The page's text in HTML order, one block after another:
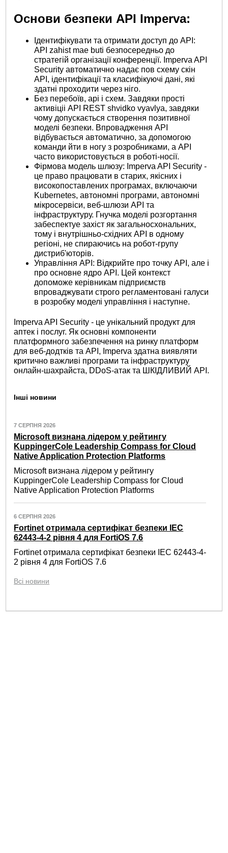
Основи безпеки API Imperva:
Ідентифікувати та отримати доступ до API:
API zahist mae buti безпосередньо до
стратегій організації конференції. Imperva API
Security автоматично надає пов схему скін
API, ідентифікації та класифікуючі дані, які
здатні проходити через ніго.
Без перебоїв, api і схем. Завдяки прості
активіціі API REST shvidko vyavlya, завдяки
чому допускається створення позитивної
моделі безпеки. Впровадження API
відбувається автоматично, за допомогою
команди йти в ногу з розробниками, а API
часто використовується в роботі-носії.
Фірмова модель шлюзу: Imperva API Security -
це право працювати в старих, якісних і
високопоставлених програмах, включаючи
Kubernetes, автономні програми, автономні
мікросервіси, веб-шлюзи API та
інфраструктуру. Гнучка моделі розгортання
забеспектуе захіст як загальносхональних,
тому і внутрішньо-східних API в одному
регіоні, не спираючись на робот-групу
дистриб'юторів.
Управління API: Відкрийте про точку API, але i
про основне ядро API. Цей контекст
допоможе керівникам підприємств
впроваджувати строго регламентовані галуси
в розробку моделі управління і наступне.
Imperva API Security - це унікальний продукт для
аптек і послуг. Як основні компоненти
платформного забезпечення на ринку платформ
для веб-додтків та API, Imperva здатна виявляти
критично важливі програми та інфраструктуру
онлайн-шахрайста, DDoS-атак та ШКІДЛИВИЙ API.
Інші новини
7 СЕРПНЯ 2026
Microsoft визнана лідером у рейтингу
KuppingerCole Leadership Compass for Cloud
Native Application Protection Platforms
Microsoft визнана лідером у рейтингу
KuppingerCole Leadership Compass for Cloud
Native Application Protection Platforms
6 СЕРПНЯ 2026
Fortinet отримала сертифікат безпеки IEC
62443-4-2 рівня 4 для FortiOS 7.6
Fortinet отримала сертифікат безпеки IEC 62443-4-
2 рівня 4 для FortiOS 7.6
Всі новини